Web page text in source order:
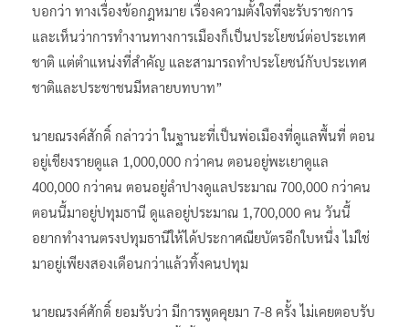
บอกว่า ทางเรื่องข้อกฎหมาย เรื่องความตั้งใจที่จะรับราชการ
และเห็นว่าการทำงานทางการเมืองก็เป็นประโยชน์ต่อประเทศ
ชาติ แต่ตำแหน่งที่สำคัญ และสามารถทำประโยชน์กับประเทศ
ชาติและประชาชนมีหลายบทบาท”
นายณรงค์สักดิ์ กล่าวว่า ในฐานะที่เป็นพ่อเมืองที่ดูแลพื้นที่ ตอน
อยู่เชียงรายดูแล 1,000,000 กว่าคน ตอนอยู่พะเยาดูแล
400,000 กว่าคน ตอนอยู่ลำปางดูแลประมาณ 700,000 กว่าคน
ตอนนี้มาอยู่ปทุมธานี ดูแลอยู่ประมาณ 1,700,000 คน วันนี้
อยากทำงานตรงปทุมธานีให้ได้ประกาศณียบัตรอีกใบหนึ่ง ไม่ใช่
มาอยู่เพียงสองเดือนกว่าแล้วทิ้งคนปทุม
นายณรงค์ศักดิ์ ยอมรับว่า มีการพูดคุยมา 7-8 ครั้ง ไม่เคยตอบรับ